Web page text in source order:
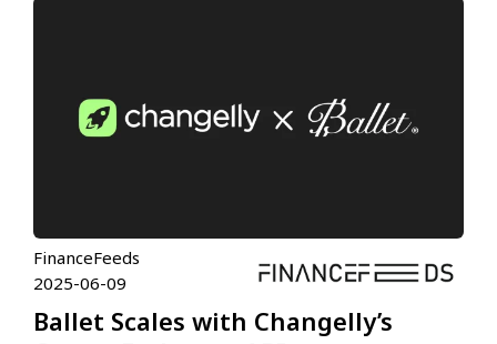
FinanceFeeds
2025-06-09
Ballet Scales with Changelly’s